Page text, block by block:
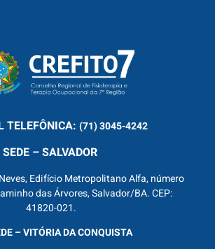
TELEFÔNICA: (71) 3045-4242
SEDE – SALVADOR
Edifício Metropolitano Alfa, número
das Árvores, Salvador/BA. CEP:
41820-021.
– VITÓRIA DA CONQUISTA